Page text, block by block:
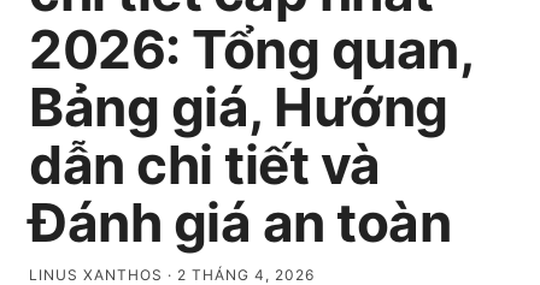
2026: Tổng quan,
Bảng giá, Hướng
dẫn chi tiết và
Đánh giá an toàn
LINUS XANTHOS · 2 THÁNG 4, 2026